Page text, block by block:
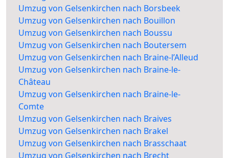
Umzug von Gelsenkirchen nach Borsbeek
Umzug von Gelsenkirchen nach Bouillon
Umzug von Gelsenkirchen nach Boussu
Umzug von Gelsenkirchen nach Boutersem
Umzug von Gelsenkirchen nach Braine-l’Alleud
Umzug von Gelsenkirchen nach Braine-le-
Château
Umzug von Gelsenkirchen nach Braine-le-
Comte
Umzug von Gelsenkirchen nach Braives
Umzug von Gelsenkirchen nach Brakel
Umzug von Gelsenkirchen nach Brasschaat
Umzug von Gelsenkirchen nach Brecht